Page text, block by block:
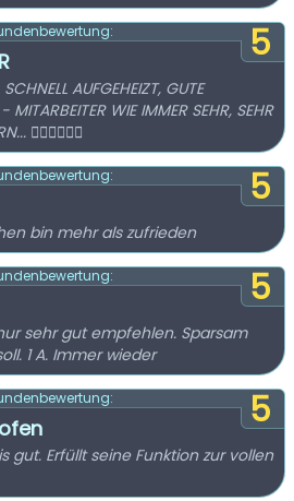
5
AUFGEHEIZT, GUTE
MITARBEITER WIE IMMER SEHR, SEHR
👍🏻👍🏻👍🏻
5
bin mehr als zufrieden
5
sehr gut empfehlen. Sparsam
1 A. Immer wieder
5
gut. Erfüllt seine Funktion zur vollen